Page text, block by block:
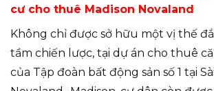
cư cho thuê Madison Novaland
Không chỉ được sở hữu một vị thế
tầm chiến lược, tại dự án cho thuê
của Tập đoàn bất động sản số 1 tại